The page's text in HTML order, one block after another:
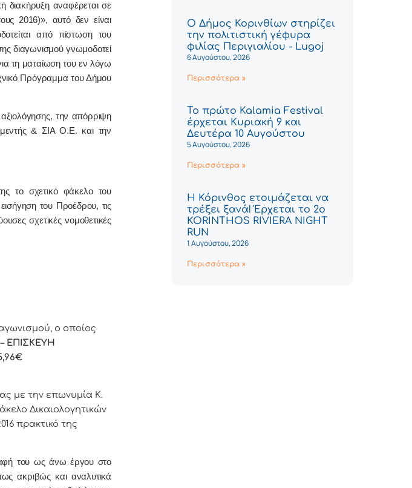
διακήρυξη αναφέρεται σε
2016)», αυτό δεν είναι
από πίστωση του
διαγωνισμού γνωμοδοτεί
τη ματαίωση του εν λόγω
Πρόγραμμα του Δήμου
την απόρριψη
& ΣΙΑ Ο.Ε. και την
το σχετικό φάκελο του
του Προέδρου, τις
σχετικές νομοθετικές
ο οποίος
ΕΠΙΣΚΕΥΗ
με την επωνυμία Κ.
Δικαιολογητικών
πρακτικό της
του ως άνω έργου στο
ακριβώς και αναλυτικά
Ο Δήμος Κορινθίων στηρίζει
την πολιτιστική γέφυρα
φιλίας Περιγιαλίου - Lugoj
6 Αυγούστου, 2026
Περισσότερα »
Το πρώτο Kalamia Festival
έρχεται Κυριακή 9 και
Δευτέρα 10 Αυγούστου
5 Αυγούστου, 2026
Περισσότερα »
Η Κόρινθος ετοιμάζεται να
τρέξει ξανά! Έρχεται το 2ο
KORINTHOS RIVIERA NIGHT
RUN
1 Αυγούστου, 2026
Περισσότερα »